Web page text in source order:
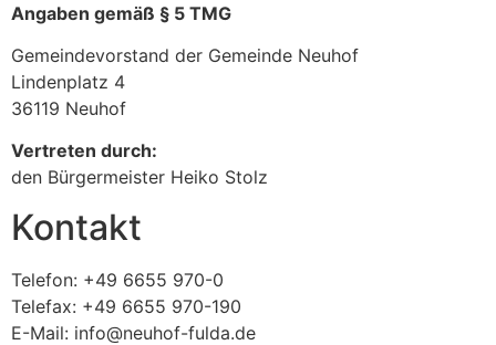
Angaben gemäß § 5 TMG
Gemeindevorstand der Gemeinde Neuhof
Lindenplatz 4
36119 Neuhof
Vertreten durch:
den Bürgermeister Heiko Stolz
Kontakt
Telefon: +49 6655 970-0
Telefax: +49 6655 970-190
E-Mail: info@neuhof-fulda.de